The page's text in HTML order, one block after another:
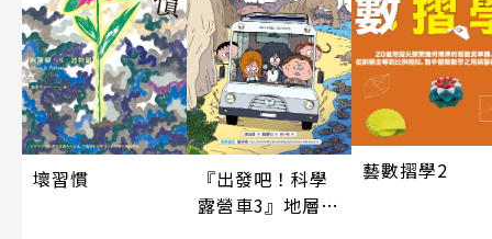
壞習慣
『出發吧！科學
露營車3』地層與
藝數摺學2